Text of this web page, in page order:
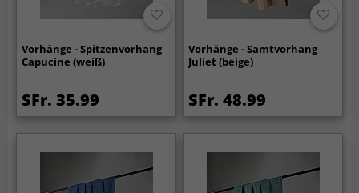
Vorhänge - Spitzenvorhang
Capucine (weiß)
SFr. 35.99
Vorhänge - Samtvorhang
Juliet (beige)
SFr. 48.99